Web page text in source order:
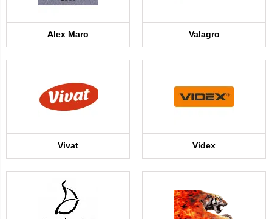
Alex Maro Valagro
Vivat Videx